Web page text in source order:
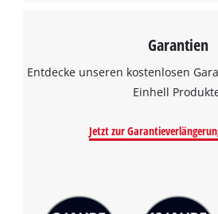
Garantien
Entdecke unseren kostenlosen
Einhell
Jetzt zur